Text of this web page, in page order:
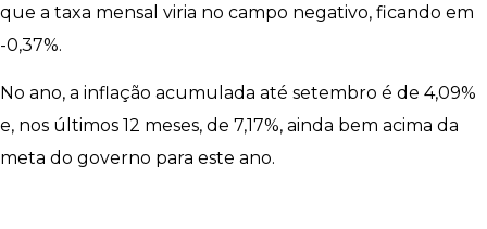
que a taxa mensal viria no campo negativo, ficando em
-0,37%.
No ano, a inflação acumulada até setembro é de 4,09%
e, nos últimos 12 meses, de 7,17%, ainda bem acima da
meta do governo para este ano.